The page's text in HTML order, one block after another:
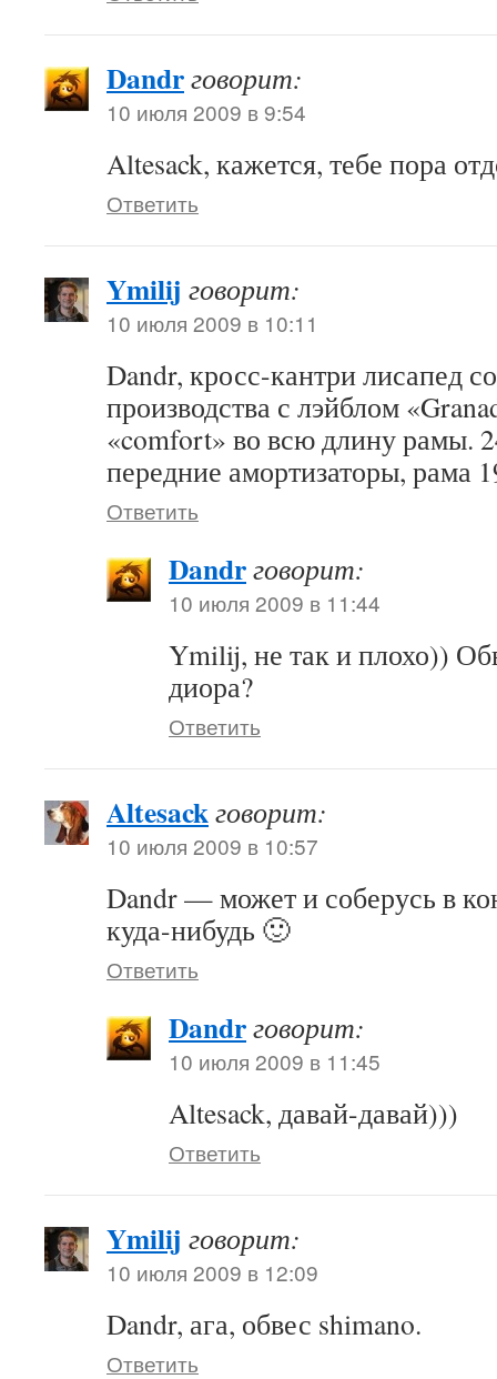
Dandrговорит:
10 июля 2009 в 9:54
Altesack, кажется, тебе пора
Ответить
Ymilij говорит:
10 июля 2009 в 10:11
Dandr, кросс-кантри лисапед
производства с лэйблом
«comfort» во всю длину рамы.
передние амортизаторы, рама
Ответить
Dandrговорит:
10 июля 2009 в 11:44
Ymilij, не так и плохо))
диора?
Ответить
Altesackговорит:
10 июля 2009 в 10:57
Dandr — может и соберусь в
куда-нибудь 🙂
Ответить
Dandrговорит:
10 июля 2009 в 11:45
Altesack, давай-давай)))
Ответить
Ymilij говорит:
10 июля 2009 в 12:09
Dandr, ага, обвес shimano.
Ответить